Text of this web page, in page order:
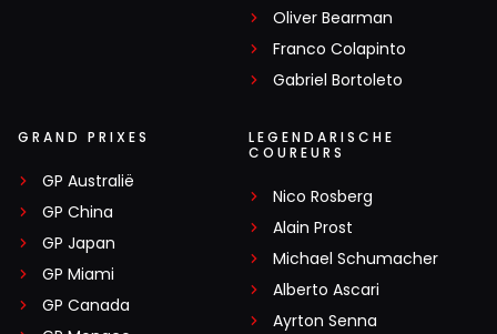
Oliver Bearman
Franco Colapinto
Gabriel Bortoleto
GRAND PRIXES
GP Australië
GP China
GP Japan
GP Miami
GP Canada
LEGENDARISCHE
COUREURS
Nico Rosberg
Alain Prost
Michael Schumacher
Alberto Ascari
Ayrton Senna